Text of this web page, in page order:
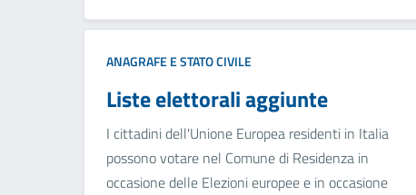
ANAGRAFE E STATO CIVILE
Liste elettorali aggiunte
I cittadini dell'Unione Europea residenti in Italia
possono votare nel Comune di Residenza in
occasione delle Elezioni europee e in occasione